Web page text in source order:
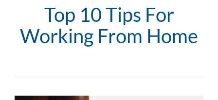
Top 10 Tips For
Working From Home